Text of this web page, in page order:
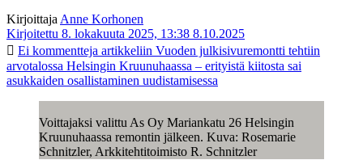
Kirjoittaja Anne Korhonen
Kirjoitettu 8. lokakuuta 2025, 13:38 8.10.2025
Ei kommentteja artikkeliin Vuoden julkisivuremontti tehtiin
arvotalossa Helsingin Kruunuhaassa – erityistä kiitosta sai
asukkaiden osallistaminen uudistamisessa
Voittajaksi valittu As Oy Mariankatu 26 Helsingin
Kruunuhaassa remontin jälkeen. Kuva: Rosemarie
Schnitzler, Arkkitehtitoimisto R. Schnitzler